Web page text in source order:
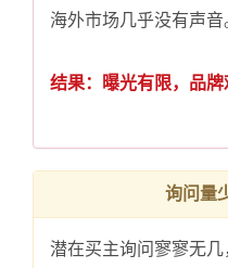
海外市场几乎没有声音
结果：曝光有限，品牌
询问量
潜在买主询问寥寥无